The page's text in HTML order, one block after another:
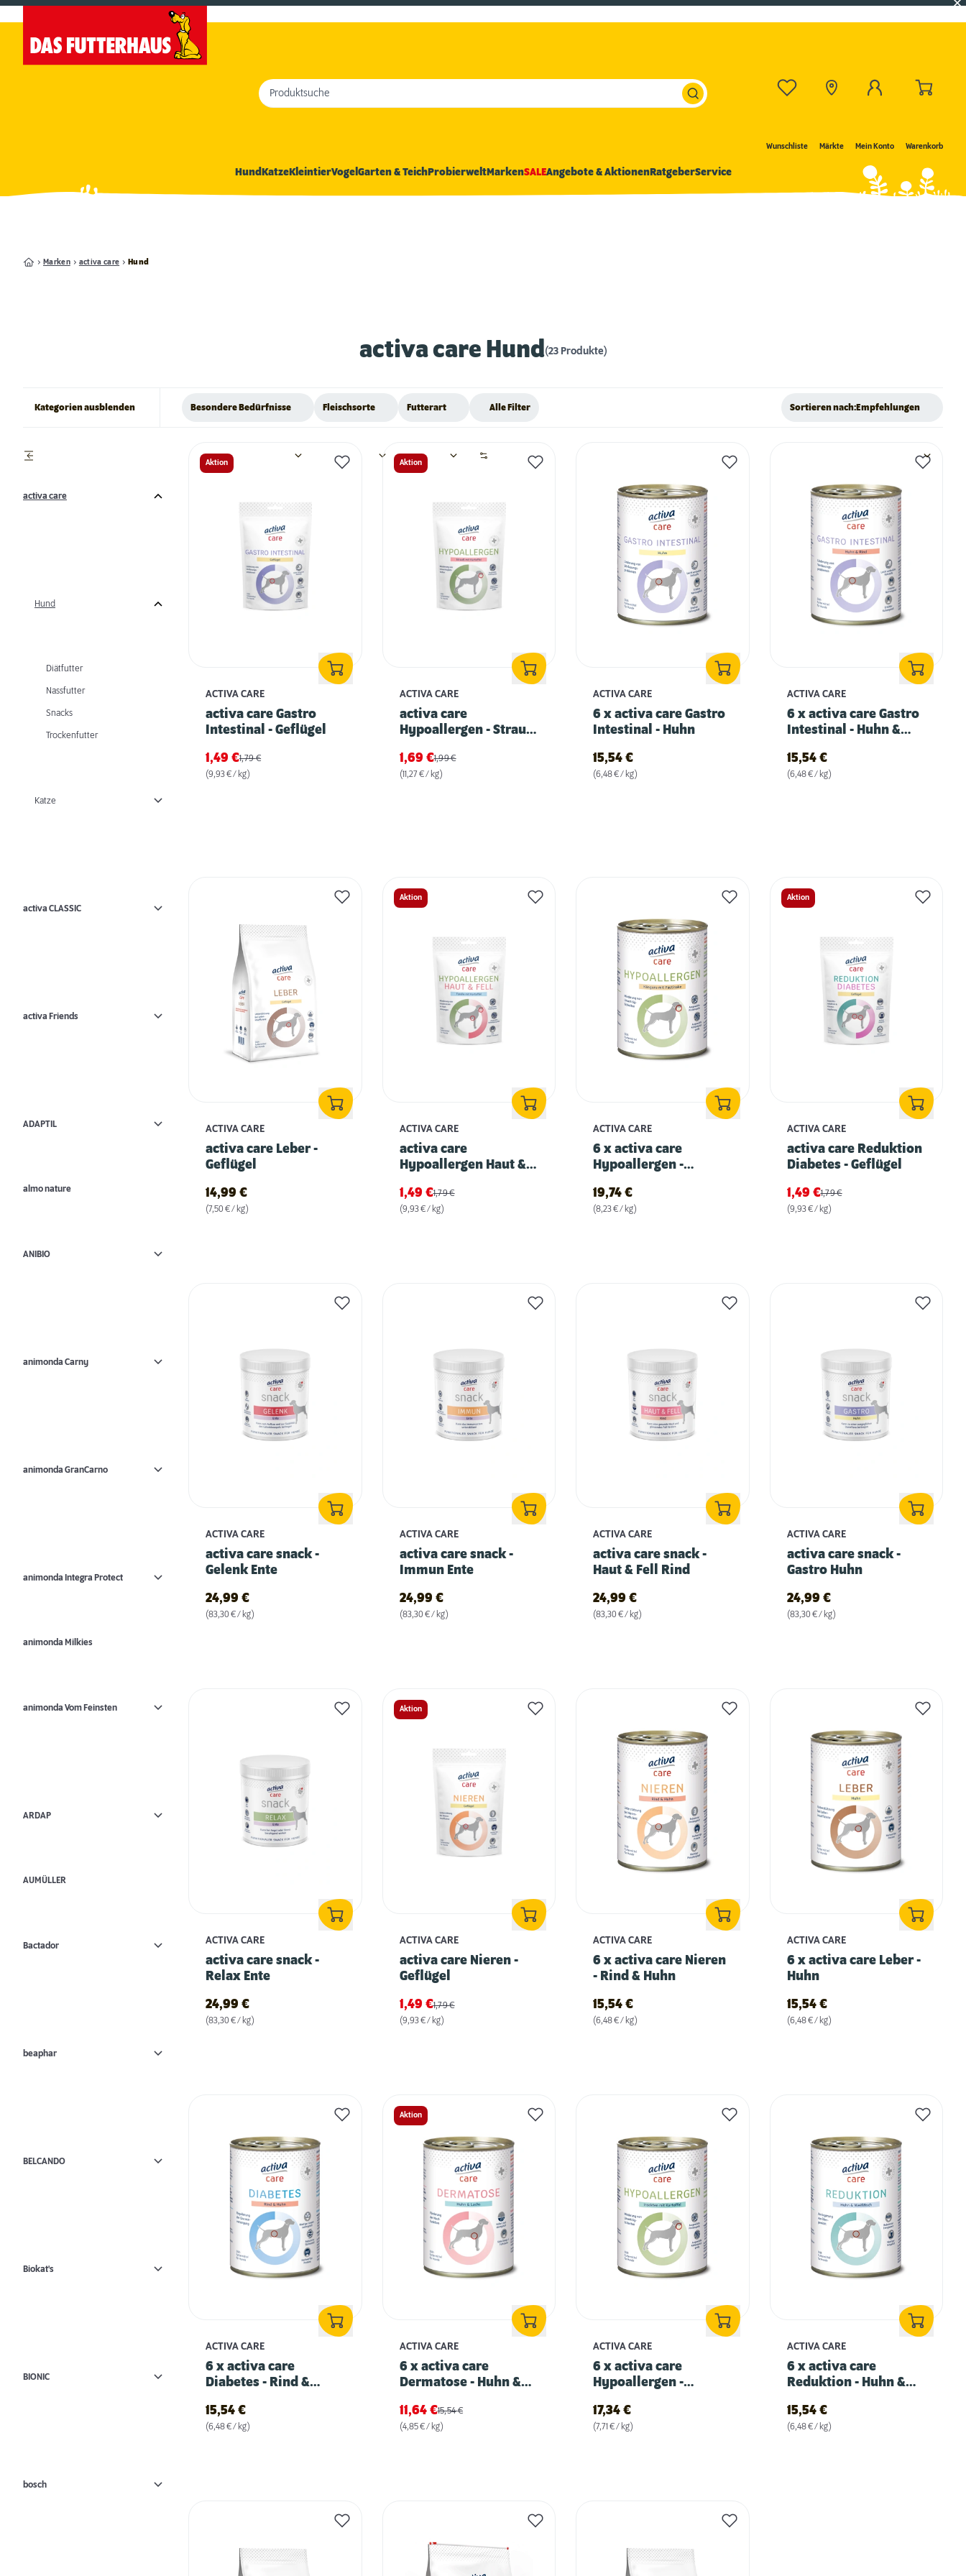
Wunschliste Märkte Mein Konto Warenkorb
Produktsuche
HundKatzeKleintierVogel Garten & TeichProbierweltMarkenSALEAngebote & AktionenRatgeberService
Marken activa care Hund
activa care Hund(23 Produkte)
Kategorien ausblenden Besondere Bedürfnisse Fleischsorte Futterart Alle Filter Sortieren nach: Empfehlungen
activa care
Hund
Diätfutter
Nassfutter
Snacks
Trockenfutter
Katze
activa CLASSIC
activa Friends
ADAPTIL
almo nature
ANIBIO
animonda Carny
animonda GranCarno
animonda Integra Protect
animonda Milkies
animonda Vom Feinsten
ARDAP
AUMÜLLER
Bactador
beaphar
BELCANDO
Biokat's
BIONIC
bosch
Aktion
ACTIVA CARE
activa care Gastro
Intestinal - Geflügel
1,49 €1,79€
(9,93 € / kg)
Aktion
ACTIVA CARE
activa care
Hypoallergen - Strauß
1,69 €1,99€
(11,27 € / kg)
ACTIVA CARE
6 x activa care Gastro
Intestinal - Huhn
15,54 €
(6,48 € / kg)
ACTIVA CARE
6 x activa care Gastro
Intestinal - Huhn &
15,54 €
(6,48 € / kg)
ACTIVA CARE
activa care Leber -
Geflügel
14,99 €
(7,50 € / kg)
Aktion
ACTIVA CARE
activa care
Hypoallergen Haut &
Kartoffel
1,49 €1,79€
(9,93 € / kg)
ACTIVA CARE
6 x activa care
Hypoallergen -
Pastinake
19,74 €
(8,23 € / kg)
Aktion
ACTIVA CARE
activa care Reduktion
Diabetes - Geflügel
1,49 €1,79€
(9,93 € / kg)
ACTIVA CARE
activa care snack -
Gelenk Ente
24,99 €
(83,30 € / kg)
ACTIVA CARE
activa care snack -
Immun Ente
24,99 €
(83,30 € / kg)
ACTIVA CARE
activa care snack -
Haut & Fell Rind
24,99 €
(83,30 € / kg)
ACTIVA CARE
activa care snack -
Gastro Huhn
24,99 €
(83,30 € / kg)
ACTIVA CARE
activa care snack -
Relax Ente
24,99 €
(83,30 € / kg)
Aktion
ACTIVA CARE
activa care Nieren -
Geflügel
1,49 €1,79€
(9,93 € / kg)
ACTIVA CARE
6 x activa care Nieren
- Rind & Huhn
15,54 €
(6,48 € / kg)
ACTIVA CARE
6 x activa care Leber -
Huhn
15,54 €
(6,48 € / kg)
ACTIVA CARE
6 x activa care
Diabetes - Rind &
15,54 €
(6,48 € / kg)
Aktion
ACTIVA CARE
6 x activa care
Dermatose - Huhn &
11,64 €15,54€
(4,85 € / kg)
ACTIVA CARE
6 x activa care
Hypoallergen -
17,34 €
(7,71 € / kg)
ACTIVA CARE
6 x activa care
Reduktion - Huhn &
15,54 €
(6,48 € / kg)